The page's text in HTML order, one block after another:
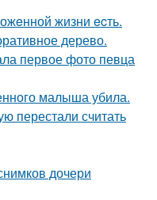
жизни ecть.
дерево.
первое фото певца
малыша убила.
перестали считать
дочери